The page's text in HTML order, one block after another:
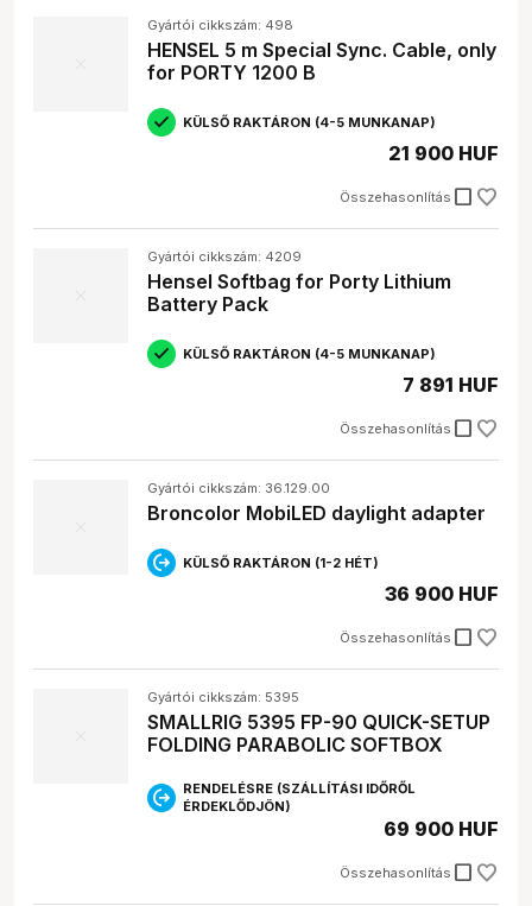
fotósoknak:Akik specializált stúdiófelszerelést
keresnek.
Gyakori kérdések
Milyen stúdió tartozékokra van szükségem a
Egy alap szett tartalmazzon legalább egy vakut, egy
softboxot, egy állványt és egy kioldót.
Hogyan válasszak megfelelő fényformálót?
A fényformáló kiválasztása függ a fotózás típusától
és a kívánt hatástól. Portréhoz softbox, termékhez
derítőernyő javasolt.
Mi a különbség a különböző akkumulátor típusok
A Li-ion akkumulátorok könnyebbek és nagyobb
Gyártói cikkszám: 498
HENSEL 5 m Special Sync. Cable, only
for PORTY 1200 B
KÜLSŐ RAKTÁRON (4-5 MUNKANAP)
Összehasonlítás check_box_outline_blank
21 900 HUF
Gyártói cikkszám: 4209
Hensel Softbag for Porty Lithium
Battery Pack
KÜLSŐ RAKTÁRON (4-5 MUNKANAP)
Összehasonlítás check_box_outline_blank
7 891 HUF
Gyártói cikkszám: 36.129.00
Broncolor MobiLED daylight adapter
KÜLSŐ RAKTÁRON (1-2 HÉT)
Összehasonlítás check_box_outline_blank
36 900 HUF
Gyártói cikkszám: 5395
SMALLRIG 5395 FP-90 QUICK-SETUP
FOLDING PARABOLIC SOFTBOX
RENDELÉSRE (SZÁLLÍTÁSI IDŐRŐL
ÉRDEKLŐDJÖN)
Összehasonlítás check_box_outline_blank
69 900 HUF